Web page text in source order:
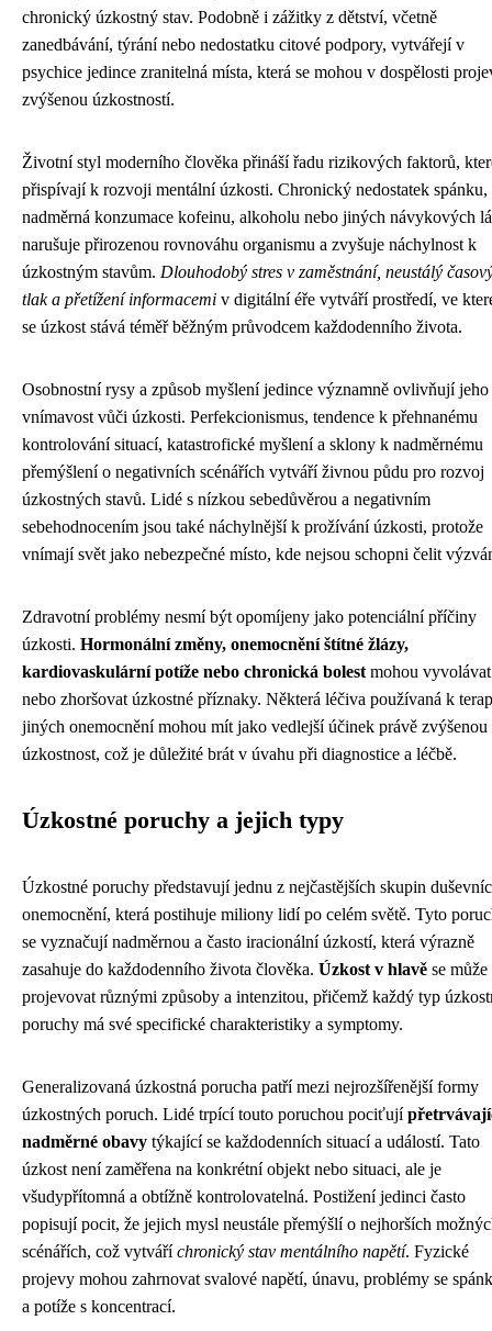
chronický úzkostný stav. Podobně i zážitky z dětství, včetně
zanedbávání, týrání nebo nedostatku citové podpory, vytvářejí v
psychice jedince zranitelná místa, která se mohou v dospělosti
zvýšenou úzkostností.
Životní styl moderního člověka přináší řadu rizikových faktorů,
přispívají k rozvoji mentální úzkosti. Chronický nedostatek spánku,
nadměrná konzumace kofeinu, alkoholu nebo jiných návykových
narušuje přirozenou rovnováhu organismu a zvyšuje náchylnost k
úzkostným stavům. Dlouhodobý stres v zaměstnání, neustálý
tlak a přetížení informacemi v digitální éře vytváří prostředí, ve
se úzkost stává téměř běžným průvodcem každodenního života.
Osobnostní rysy a způsob myšlení jedince významně ovlivňují jeho
vnímavost vůči úzkosti. Perfekcionismus, tendence k přehnanému
kontrolování situací, katastrofické myšlení a sklony k nadměrnému
přemýšlení o negativních scénářích vytváří živnou půdu pro rozvoj
úzkostných stavů. Lidé s nízkou sebedůvěrou a negativním
sebehodnocením jsou také náchylnější k prožívání úzkosti, protože
vnímají svět jako nebezpečné místo, kde nejsou schopni čelit
Zdravotní problémy nesmí být opomíjeny jako potenciální příčiny
úzkosti. Hormonální změny, onemocnění štítné žlázy,
kardiovaskulární potíže nebo chronická bolest mohou vyvolávat
nebo zhoršovat úzkostné příznaky. Některá léčiva používaná k
jiných onemocnění mohou mít jako vedlejší účinek právě zvýšenou
úzkostnost, což je důležité brát v úvahu při diagnostice a léčbě.
Úzkostné poruchy a jejich typy
Úzkostné poruchy představují jednu z nejčastějších skupin
onemocnění, která postihuje miliony lidí po celém světě. Tyto
se vyznačují nadměrnou a často iracionální úzkostí, která výrazně
zasahuje do každodenního života člověka. Úzkost v hlavě se může
projevovat různými způsoby a intenzitou, přičemž každý typ
poruchy má své specifické charakteristiky a symptomy.
Generalizovaná úzkostná porucha patří mezi nejrozšířenější formy
úzkostných poruch. Lidé trpící touto poruchou pociťují
nadměrné obavy týkající se každodenních situací a událostí. Tato
úzkost není zaměřena na konkrétní objekt nebo situaci, ale je
všudypřítomná a obtížně kontrolovatelná. Postižení jedinci často
popisují pocit, že jejich mysl neustále přemýšlí o nejhorších
scénářích, což vytváříchronický stav mentálního napětí. Fyzické
projevy mohou zahrnovat svalové napětí, únavu, problémy se
a potíže s koncentrací.